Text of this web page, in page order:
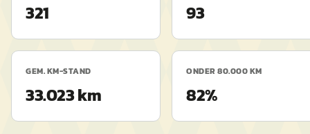
321 93
GEM. KM-STAND
33.023 km
ONDER 80.000 KM
82%